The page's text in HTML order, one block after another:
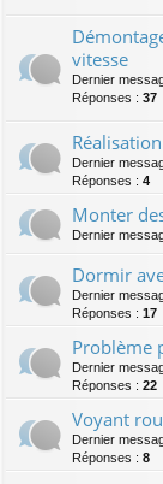
vitesse
Dernier
Réponses : 37
Dernier
Réponses : 4
Monter
Dernier
Dormir
Dernier
Réponses : 17
Problème
Dernier
Réponses : 22
Voyant
Dernier
Réponses : 8